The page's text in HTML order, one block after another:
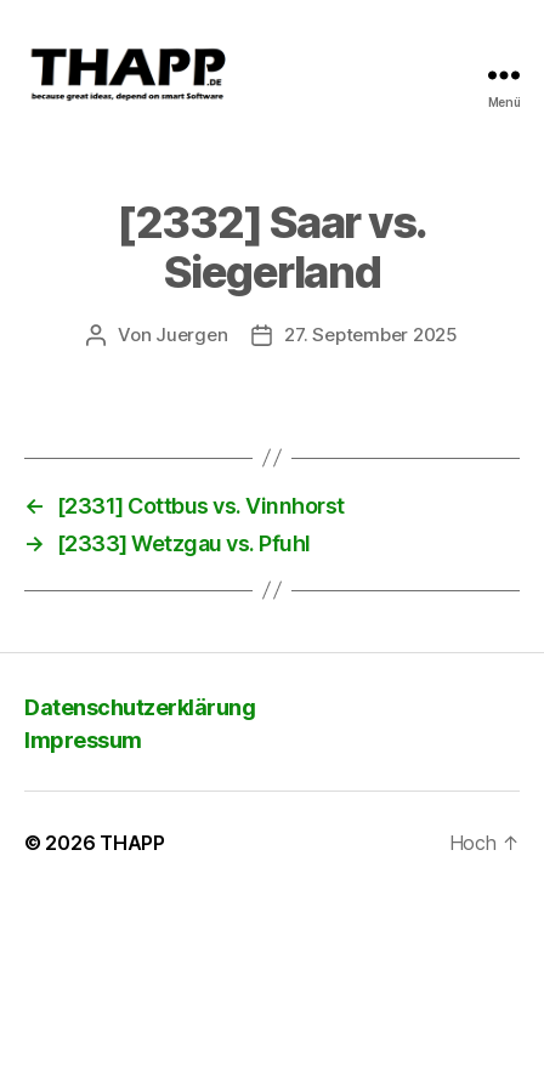
Menü
[2332] Saar vs.
Siegerland
Beitragsautor
Von Juergen Beitragsdatum
27. September 2025
←
[2331] Cottbus vs. Vinnhorst
→
[2333] Wetzgau vs. Pfuhl
Datenschutzerklärung
Impressum
© 2026 THAPP Hoch ↑